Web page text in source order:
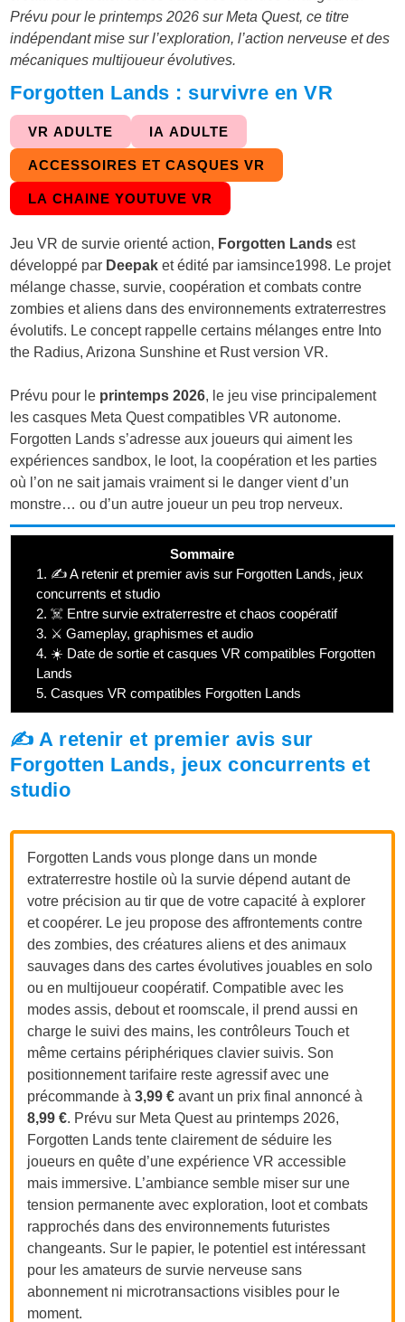
Prévu pour le printemps 2026 sur Meta Quest, ce titre
indépendant mise sur l’exploration, l’action nerveuse et des
mécaniques multijoueur évolutives.
Forgotten Lands : survivre en VR
VR ADULTE IA ADULTE
ACCESSOIRES ET CASQUES VR
LA CHAINE YOUTUVE VR
Jeu VR de survie orienté action, Forgotten Lands est
développé par Deepak et édité par iamsince1998. Le projet
mélange chasse, survie, coopération et combats contre
zombies et aliens dans des environnements extraterrestres
évolutifs. Le concept rappelle certains mélanges entre Into
the Radius, Arizona Sunshine et Rust version VR.
Prévu pour le printemps 2026, le jeu vise principalement
les casques Meta Quest compatibles VR autonome.
Forgotten Lands s’adresse aux joueurs qui aiment les
expériences sandbox, le loot, la coopération et les parties
où l’on ne sait jamais vraiment si le danger vient d’un
monstre… ou d’un autre joueur un peu trop nerveux.
Sommaire
1. ✍️ A retenir et premier avis sur Forgotten Lands, jeux
concurrents et studio
2. ☠️ Entre survie extraterrestre et chaos coopératif
3. ⚔️ Gameplay, graphismes et audio
4. ☀️ Date de sortie et casques VR compatibles Forgotten
Lands
5. Casques VR compatibles Forgotten Lands
✍️ A retenir et premier avis sur
Forgotten Lands, jeux concurrents et
studio
Forgotten Lands vous plonge dans un monde
extraterrestre hostile où la survie dépend autant de
votre précision au tir que de votre capacité à explorer
et coopérer. Le jeu propose des affrontements contre
des zombies, des créatures aliens et des animaux
sauvages dans des cartes évolutives jouables en solo
ou en multijoueur coopératif. Compatible avec les
modes assis, debout et roomscale, il prend aussi en
charge le suivi des mains, les contrôleurs Touch et
même certains périphériques clavier suivis. Son
positionnement tarifaire reste agressif avec une
précommande à3,99 € avant un prix final annoncé à
8,99 €. Prévu sur Meta Quest au printemps 2026,
Forgotten Lands tente clairement de séduire les
joueurs en quête d’une expérience VR accessible
mais immersive. L’ambiance semble miser sur une
tension permanente avec exploration, loot et combats
rapprochés dans des environnements futuristes
changeants. Sur le papier, le potentiel est intéressant
pour les amateurs de survie nerveuse sans
abonnement ni microtransactions visibles pour le
moment.